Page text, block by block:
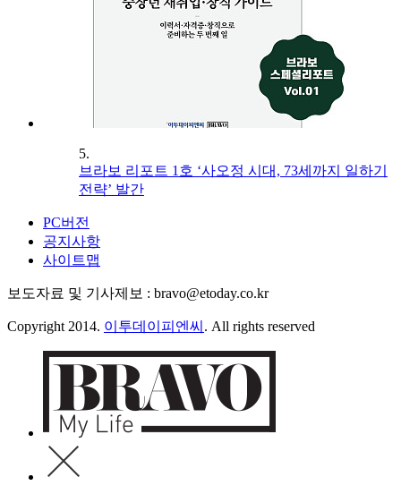
5.
브라보 리포트 1호 ‘사오정 시대, 73세까지 일하기
전략’ 발간
PC버전
공지사항
사이트맵
보도자료 및 기사제보 : bravo@etoday.co.kr
Copyright 2014. 이투데이피엔씨 . All rights reserved